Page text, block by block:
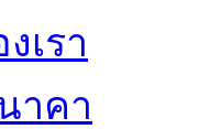
เรา
าคา